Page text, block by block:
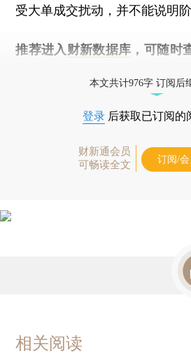
受大单成交扰动，并不能说明阶
推荐进入 财新数据库 ，可随时
本文共计976字 订阅后
登录 后获取已订阅的
财新通会员
可畅读全文
订阅/
相关阅读